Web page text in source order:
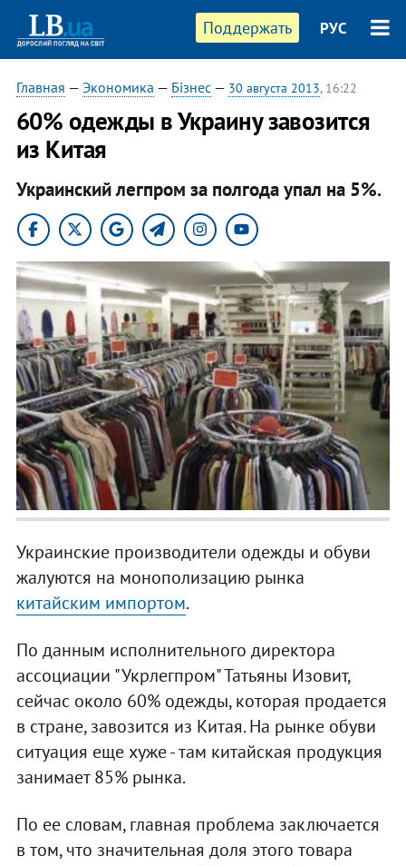
Поддержать РУС
Главная — Экономика — Бізнес— 30 августа 2013, 16:22
60% одежды в Украину завозится
из Китая
Украинский легпром за полгода упал на 5%.
Украинские производители одежды и обуви
жалуются на монополизацию рынка
китайским импортом.
По данным исполнительного директора
ассоциации "Укрлегпром" Татьяны Изовит,
сейчас около 60% одежды, которая продается
в стране, завозится из Китая. На рынке обуви
ситуация еще хуже - там китайская продукция
занимает 85% рынка.
По ее словам, главная проблема заключается
в том, что значительная доля этого товара